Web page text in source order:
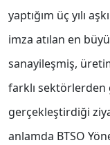
yaptığım üç yılı
imza atılan en
sanayileşmiş,
farklı sektörlerden
gerçekleştirdiği
anlamda BTSO